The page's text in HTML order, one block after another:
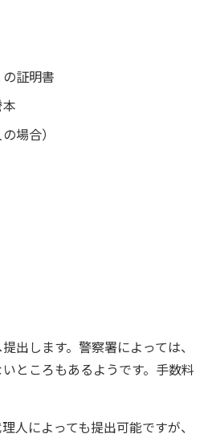
証明書
場合）
出します。警察署によっては、
ところもあるようです。手数料
人によっても提出可能ですが、